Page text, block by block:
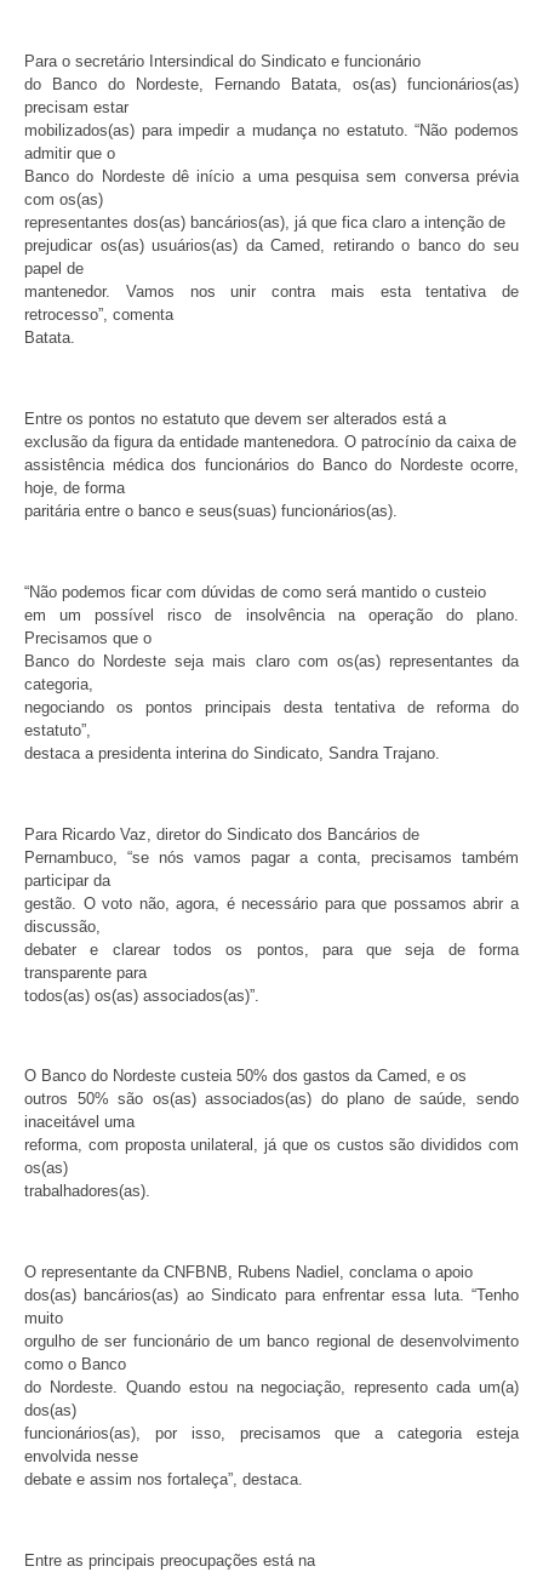
Para o secretário Intersindical do Sindicato e funcionário
do Banco do Nordeste, Fernando Batata, os(as) funcionários(as)
precisam estar
mobilizados(as) para impedir a mudança no estatuto. “Não podemos
admitir que o
Banco do Nordeste dê início a uma pesquisa sem conversa prévia
com os(as)
representantes dos(as) bancários(as), já que fica claro a intenção de
prejudicar os(as) usuários(as) da Camed, retirando o banco do seu
papel de
mantenedor. Vamos nos unir contra mais esta tentativa de
retrocesso”, comenta
Batata.
Entre os pontos no estatuto que devem ser alterados está a
exclusão da figura da entidade mantenedora. O patrocínio da caixa de
assistência médica dos funcionários do Banco do Nordeste ocorre,
hoje, de forma
paritária entre o banco e seus(suas) funcionários(as).
“Não podemos ficar com dúvidas de como será mantido o custeio
em um possível risco de insolvência na operação do plano.
Precisamos que o
Banco do Nordeste seja mais claro com os(as) representantes da
categoria,
negociando os pontos principais desta tentativa de reforma do
estatuto”,
destaca a presidenta interina do Sindicato, Sandra Trajano.
Para Ricardo Vaz, diretor do Sindicato dos Bancários de
Pernambuco, “se nós vamos pagar a conta, precisamos também
participar da
gestão. O voto não, agora, é necessário para que possamos abrir a
discussão,
debater e clarear todos os pontos, para que seja de forma
transparente para
todos(as) os(as) associados(as)”.
O Banco do Nordeste custeia 50% dos gastos da Camed, e os
outros 50% são os(as) associados(as) do plano de saúde, sendo
inaceitável uma
reforma, com proposta unilateral, já que os custos são divididos com
os(as)
trabalhadores(as).
O representante da CNFBNB, Rubens Nadiel, conclama o apoio
dos(as) bancários(as) ao Sindicato para enfrentar essa luta. “Tenho
muito
orgulho de ser funcionário de um banco regional de desenvolvimento
como o Banco
do Nordeste. Quando estou na negociação, represento cada um(a)
dos(as)
funcionários(as), por isso, precisamos que a categoria esteja
envolvida nesse
debate e assim nos fortaleça”, destaca.
Entre as principais preocupações está na